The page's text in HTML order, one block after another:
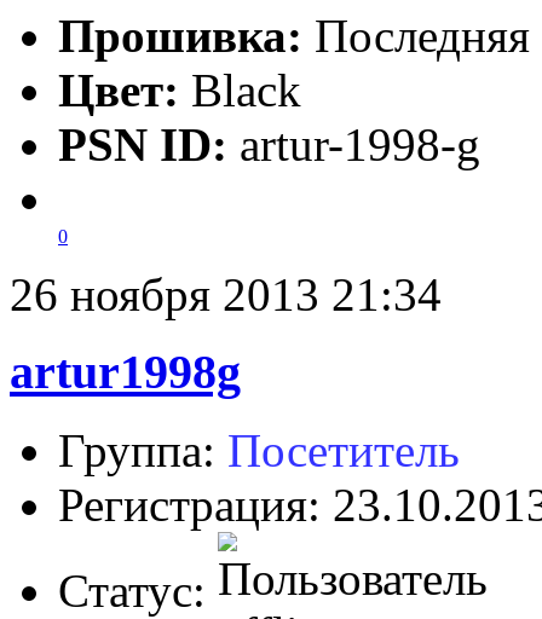
Прошивка:
Цвет: Black
PSN ID: artur-1998-g
0
26 ноября 2013 21:34
artur1998g
Группа: Посетитель
Регистрация:
Статус: